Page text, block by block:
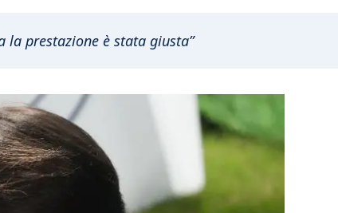
la prestazione è stata giusta”